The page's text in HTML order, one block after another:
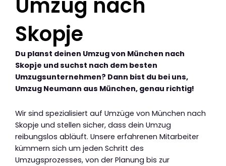
Umzug nach
Skopje
Du planst deinen Umzug von München nach
Skopje und suchst nach dem besten
Umzugsunternehmen? Dann bist du bei uns,
Umzug Neumann aus München, genau richtig!
Wir sind spezialisiert auf Umzüge von München nach
Skopje und stellen sicher, dass dein Umzug
reibungslos abläuft. Unsere erfahrenen Mitarbeiter
kümmern sich um jeden Schritt des
Umzugsprozesses, von der Planung bis zur